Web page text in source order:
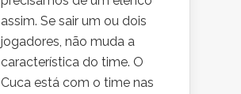
assim. Se sair um ou dois
jogadores, não muda a
característica do time. O
Cuca está com o time nas